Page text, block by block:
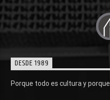
DESDE 1989
Porque todo es cultura y